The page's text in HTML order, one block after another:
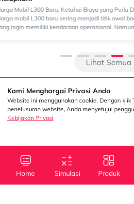
Lihat Semua
Kami Menghargai Privasi Anda
Website ini menggunakan cookie. Dengan klik
penelusuran website, Anda menyetujui
Kebijakan Privasi
Sentral Senayan 2,
3rd Floor Jl. Asia
Afrika No. 8 Senayan
Home Simulasi Produk